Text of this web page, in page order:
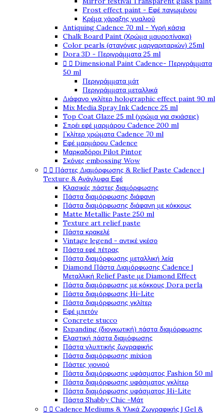
Frost effect paint - Εφέ παγωμένου
Κρέμα χάραξης γυαλιού
Antiquing Cadence 70 ml - Υγρή κάσια
Chalk Board Paint (Χρώμα μαυροπίνακα)
Color pearls (σταγόνες μαργαριταριών) 25ml
Dora 3D - Περιγράμματα 25 ml
  Dimensional Paint Cadence- Περιγράμματα
50 ml
Περιγράμματα μάτ
Περιγράμματα μεταλλικά
Διάφανο γκλίτερ holographic effect paint 90 ml
Mix Media Spray Ink Cadence 25 ml
Top Coat Glaze 25 ml (χρώμα για σκιάσεις)
Σπρέι εφέ μαρμάρου Cadence 200 ml
Γκλίτερ χρώματα Cadence 70 ml
Εφέ μαρμάρου Cadence
Μαρκαδόροι Pilot Pintor
Σκόνες embossing Wow
  Πάστες Διαμόρφωσης & Relief Paste Cadence |
Texture & Ανάγλυφα Εφέ
Κλασικές πάστες διαμόρφωσης
Πάστα διαμόρφωσης διάφανη
Πάστα διαμόρφωσης διάφανη με κόκκους
Matte Metallic Paste 250 ml
Texture art relief paste
Πάστα κρακελέ
Vintage legend - αντικέ γκέσο
Πάστα εφέ πέτρας
Πάστα διαμόρφωσης μεταλλική λεία
Diamond Πάστα Διαμόρφωσης Cadence |
Μεταλλική Relief Paste με Diamond Effect
Πάστα διαμόρφωσης με κόκκους Dora perla
Πάστα διαμόρφωσης Hi-Lite
Πάστα διαμόρφωσης γκλίτερ
Εφέ μπετόν
Concrete stucco
Expanding (διογκωτική) πάστα διαμόρφωσης
Ελαστική πάστα διαμόφωσης
Πάστα γλυπτικής ζωγραφικής
Πάστα διαμόρφωσης mixion
Πάστες χιονιού
Πάστα διαμόρφωσης υφάσματος Fashion 50 ml
Πάστα διαμόρφωσης υφάσματος γκλίτερ
Πάστα διαμόρφωσης υφάσματος Hi-Lite
Πάστα Shabby Chic -Μάτ
  Cadence Mediums & Υλικά Ζωγραφικής | Gel &